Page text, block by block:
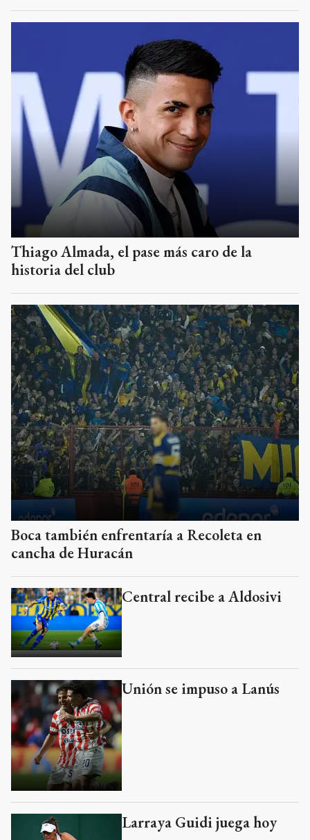
Thiago Almada, el pase más caro de la
historia del club
Boca también enfrentaría a Recoleta en
cancha de Huracán
Central recibe a Aldosivi
Unión se impuso a Lanús
Larraya Guidi juega hoy